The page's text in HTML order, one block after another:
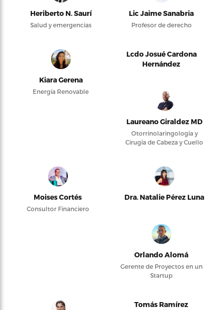
Heriberto N. Saurí
Salud y emergencias
Lic Jaime Sanabria
Profesor de derecho
Kiara Gerena
Energía Renovable
Lcdo Josué Cardona
Hernández
Laureano Giraldez MD
Otorrinolaringología y
Cirugía de Cabeza y Cuello
Moises Cortés
Consultor Financiero
Dra. Natalie Pérez Luna
Orlando Alomá
Gerente de Proyectos en un
Startup
Tomás Ramírez